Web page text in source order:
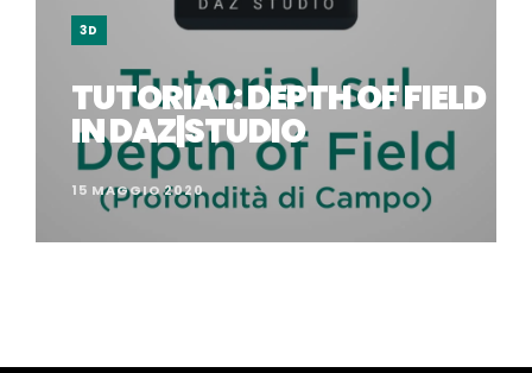
3D
TUTORIAL: DEPTH OF FIELD
IN DAZ|STUDIO
15 MAGGIO 2020